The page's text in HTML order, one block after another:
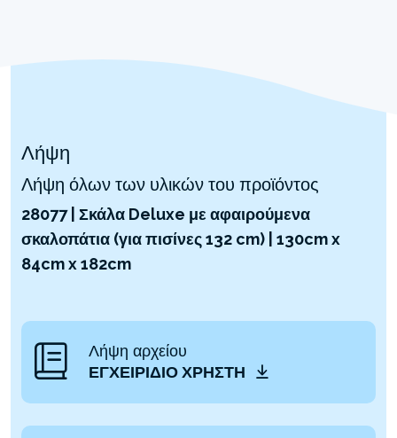
Λήψη
Λήψη όλων των υλικών του προϊόντος
28077 | Σκάλα Deluxe με αφαιρούμενα
σκαλοπάτια (για πισίνες 132 cm) | 130cm x
84cm x 182cm
Λήψη αρχείου
ΕΓΧΕΙΡΊΔΙΟ ΧΡΉΣΤΗ